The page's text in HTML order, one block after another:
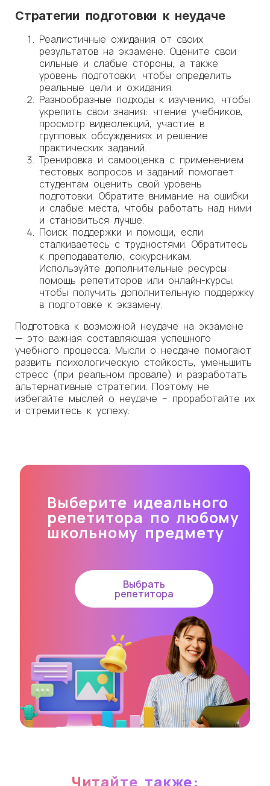
Стратегии подготовки к неудаче
Реалистичные ожидания от своих
результатов на экзамене. Оцените свои
сильные и слабые стороны, а также
уровень подготовки, чтобы определить
реальные цели и ожидания.
Разнообразные подходы к изучению, чтобы
укрепить свои знания: чтение учебников,
просмотр видеолекций, участие в
групповых обсуждениях и решение
практических заданий.
Тренировка и самооценка с применением
тестовых вопросов и заданий помогает
студентам оценить свой уровень
подготовки. Обратите внимание на ошибки
и слабые места, чтобы работать над ними
и становиться лучше.
Поиск поддержки и помощи, если
сталкиваетесь с трудностями. Обратитесь
к преподавателю, сокурсникам.
Используйте дополнительные ресурсы:
помощь репетиторов или онлайн-курсы,
чтобы получить дополнительную поддержку
в подготовке к экзамену.
Подготовка к возможной неудаче на экзамене
— это важная составляющая успешного
учебного процесса. Мысли о несдаче помогают
развить психологическую стойкость, уменьшить
стресс (при реальном провале) и разработать
альтернативные стратегии. Поэтому не
избегайте мыслей о неудаче – проработайте их
и стремитесь к успеху.
Выберите идеального
репетитора по любому
школьному предмету
Выбрать
репетитора
Читайте также: